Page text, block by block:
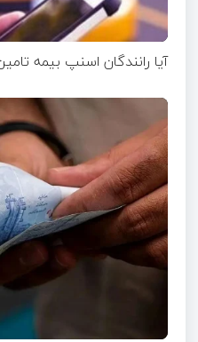
آیا رانندگان اسنپ بیمه